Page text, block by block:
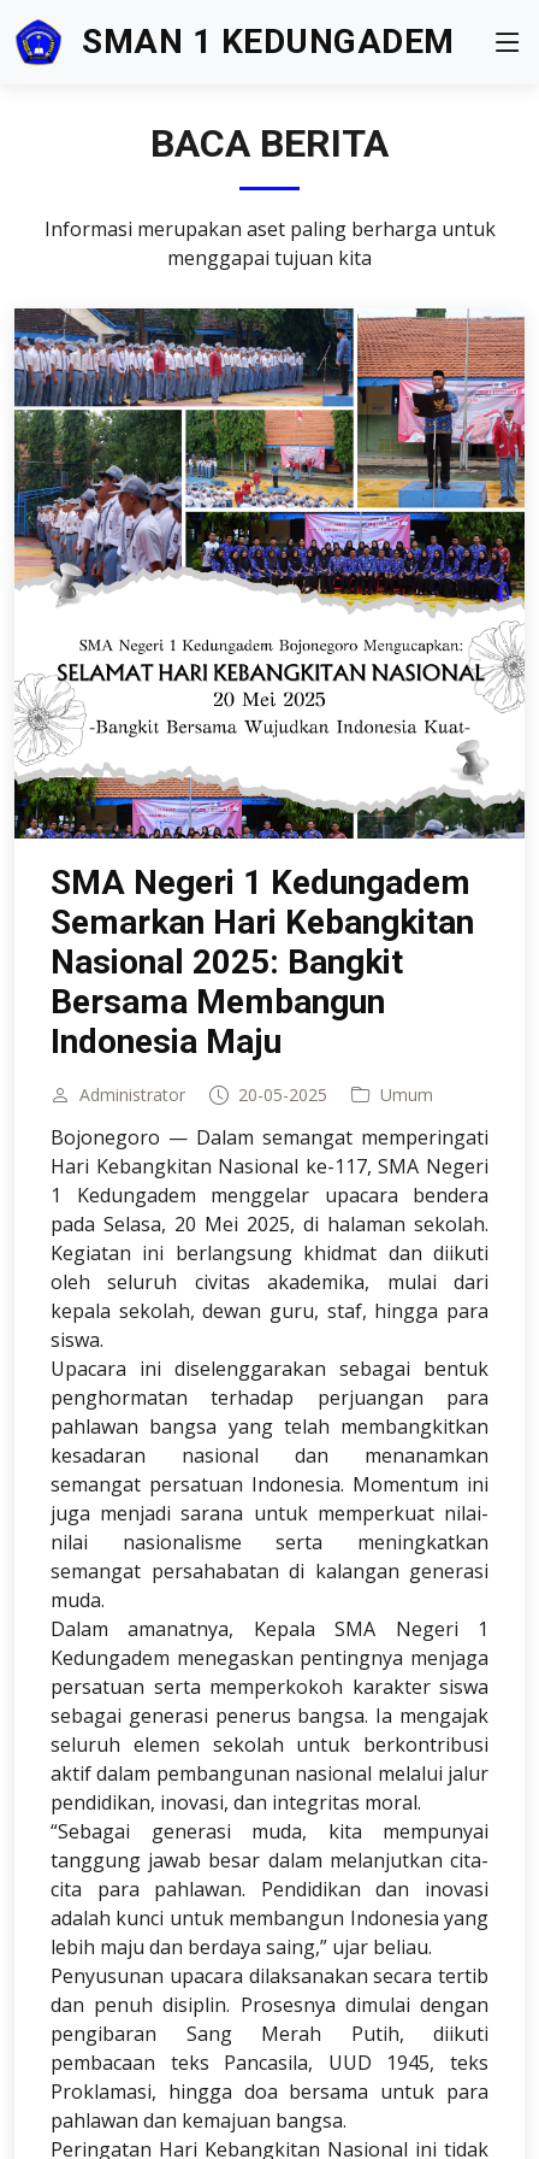
SMAN 1 KEDUNGADEM
BACA BERITA
Informasi merupakan aset paling berharga untuk
menggapai tujuan kita
SMA Negeri 1 Kedungadem
Semarkan Hari Kebangkitan
Nasional 2025: Bangkit
Bersama Membangun
Indonesia Maju
Administrator 20-05-2025 Umum
Bojonegoro — Dalam semangat memperingati
Hari Kebangkitan Nasional ke-117, SMA Negeri
1 Kedungadem menggelar upacara bendera
pada Selasa, 20 Mei 2025, di halaman sekolah.
Kegiatan ini berlangsung khidmat dan diikuti
oleh seluruh civitas akademika, mulai dari
kepala sekolah, dewan guru, staf, hingga para
siswa.
Upacara ini diselenggarakan sebagai bentuk
penghormatan terhadap perjuangan para
pahlawan bangsa yang telah membangkitkan
kesadaran nasional dan menanamkan
semangat persatuan Indonesia. Momentum ini
juga menjadi sarana untuk memperkuat nilai-
nilai nasionalisme serta meningkatkan
semangat persahabatan di kalangan generasi
muda.
Dalam amanatnya, Kepala SMA Negeri 1
Kedungadem menegaskan pentingnya menjaga
persatuan serta memperkokoh karakter siswa
sebagai generasi penerus bangsa. Ia mengajak
seluruh elemen sekolah untuk berkontribusi
aktif dalam pembangunan nasional melalui jalur
pendidikan, inovasi, dan integritas moral.
“Sebagai generasi muda, kita mempunyai
tanggung jawab besar dalam melanjutkan cita-
cita para pahlawan. Pendidikan dan inovasi
adalah kunci untuk membangun Indonesia yang
lebih maju dan berdaya saing,” ujar beliau.
Penyusunan upacara dilaksanakan secara tertib
dan penuh disiplin. Prosesnya dimulai dengan
pengibaran Sang Merah Putih, diikuti
pembacaan teks Pancasila, UUD 1945, teks
Proklamasi, hingga doa bersama untuk para
pahlawan dan kemajuan bangsa.
Peringatan Hari Kebangkitan Nasional ini tidak